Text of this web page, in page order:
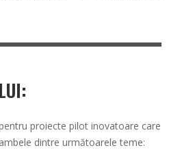
proiecte pilot inovatoare care
dintre următoarele teme: